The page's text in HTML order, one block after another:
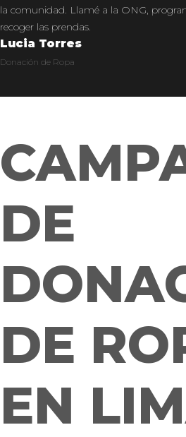
la comunidad. Llamé a la ONG,
recoger las prendas.
Lucia Torres
Donación de Ropa
DE
DE
EN